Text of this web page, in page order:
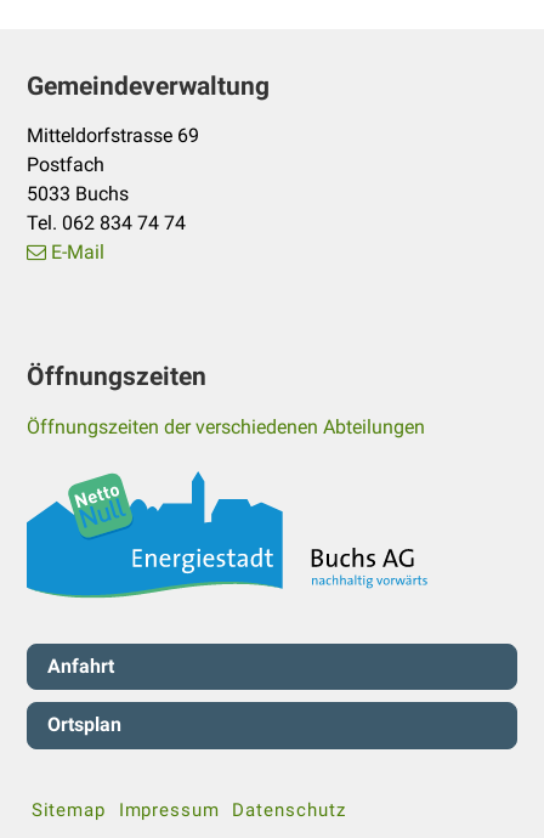
Footer
Gemeindeverwaltung
Mitteldorfstrasse 69
Postfach
5033 Buchs
Tel. 062 834 74 74
E-Mail
Öffnungszeiten
Öffnungszeiten der verschiedenen Abteilungen
Servicenavigation
Anfahrt
Ortsplan
Sitemap Impressum Datenschutz